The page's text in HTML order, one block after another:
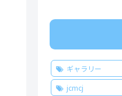
ギャラリー
jcmcj